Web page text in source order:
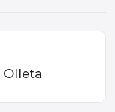
Olleta